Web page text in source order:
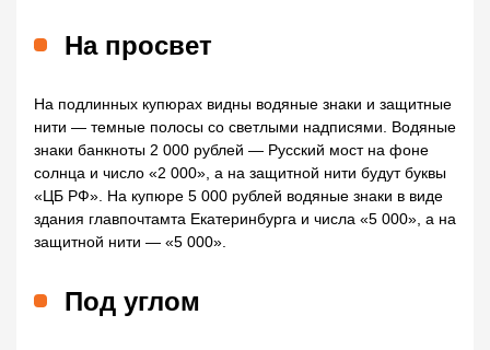
На просвет
На подлинных купюрах видны водяные знаки и защитные
нити — темные полосы со светлыми надписями. Водяные
знаки банкноты 2 000 рублей — Русский мост на фоне
солнца и число «2 000», а на защитной нити будут буквы
«ЦБ РФ». На купюре 5 000 рублей водяные знаки в виде
здания главпочтамта Екатеринбурга и числа «5 000», а на
защитной нити — «5 000».
Под углом